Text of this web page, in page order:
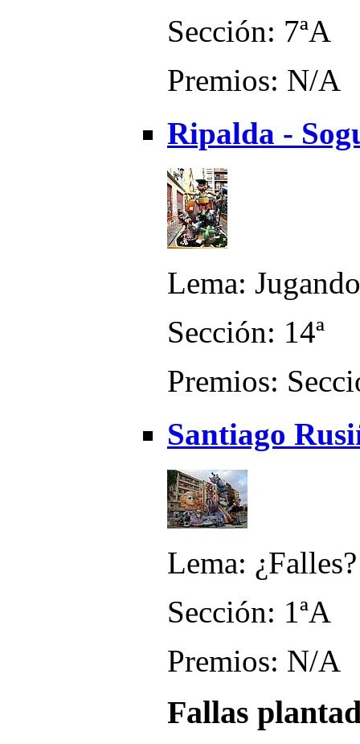
Sección: 7ªA
Premios: N/A
Ripalda -
Lema:
Sección: 14ª
Premios:
Santiago
Lema:
Sección: 1ªA
Premios: N/A
Fallas